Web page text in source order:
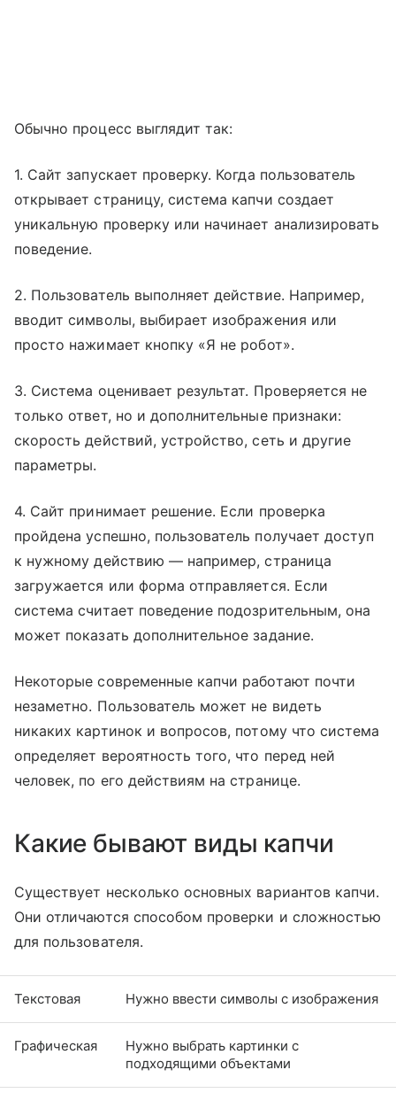
Обычно процесс выглядит так:
1. Сайт запускает проверку. Когда пользователь
открывает страницу, система капчи создает
уникальную проверку или начинает анализировать
поведение.
2. Пользователь выполняет действие. Например,
вводит символы, выбирает изображения или
просто нажимает кнопку «Я не робот».
3. Система оценивает результат. Проверяется не
только ответ, но и дополнительные признаки:
скорость действий, устройство, сеть и другие
параметры.
4. Сайт принимает решение. Если проверка
пройдена успешно, пользователь получает доступ
к нужному действию — например, страница
загружается или форма отправляется. Если
система считает поведение подозрительным, она
может показать дополнительное задание.
Некоторые современные капчи работают почти
незаметно. Пользователь может не видеть
никаких картинок и вопросов, потому что система
определяет вероятность того, что перед ней
человек, по его действиям на странице.
Какие бывают виды капчи
Существует несколько основных вариантов капчи.
Они отличаются способом проверки и сложностью
для пользователя.
Текстовая Нужно ввести символы с изображения
Графическая
Нужно выбрать картинки с
подходящими объектами